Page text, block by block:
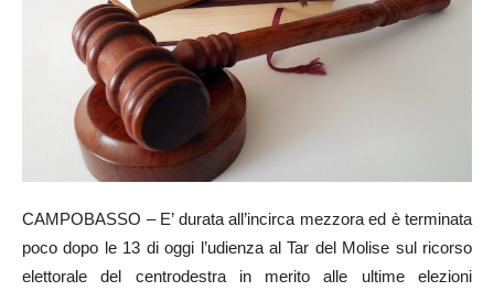
CAMPOBASSO – E’ durata all’incirca mezzora ed è terminata
poco dopo le 13 di oggi l’udienza al Tar del Molise sul ricorso
elettorale del centrodestra in merito alle ultime elezioni